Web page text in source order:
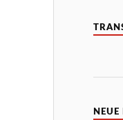
NEUE